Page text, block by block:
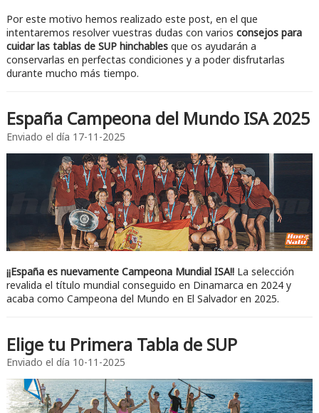
Por este motivo hemos realizado este post, en el que
intentaremos resolver vuestras dudas con varios consejos para
cuidar las tablas de SUP hinchablesque os ayudarán a
conservarlas en perfectas condiciones y a poder disfrutarlas
durante mucho más tiempo.
España Campeona del Mundo ISA 2025
Enviado el día 17-11-2025
¡¡España es nuevamente Campeona Mundial ISA!!La selección
revalida el título mundial conseguido en Dinamarca en 2024 y
acaba como Campeona del Mundo en El Salvador en 2025.
Elige tu Primera Tabla de SUP
Enviado el día 10-11-2025